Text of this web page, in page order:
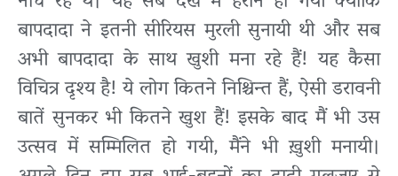
बापदादा ने इतनी सीरियस मुरली सुनायी थी और सब
अभी बापदादा के साथ खुशी मना रहे हैं! यह कैसा
विचित्र दृश्य है! ये लोग कितने निश्चिन्त हैं, ऐसी डरावनी
बातें सुनकर भी कितने खुश हैं! इसके बाद मैं भी उस
उत्सव में सम्मिलित हो गयी, मैंने भी ख़ुशी मनायी।